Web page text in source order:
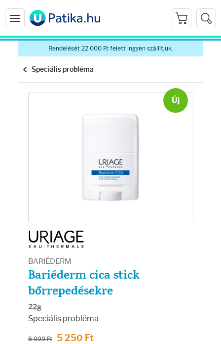
Rendelését 22 000 Ft felett ingyen szállítjuk.
Speciális probléma
Új
BARIÉDERM
Bariéderm cica stick
bőrrepedésekre
22g
Speciális probléma
6 999 Ft 5 250 Ft
Arcradírok
Arcmaszkok
Ajakápolók
Hajápolás